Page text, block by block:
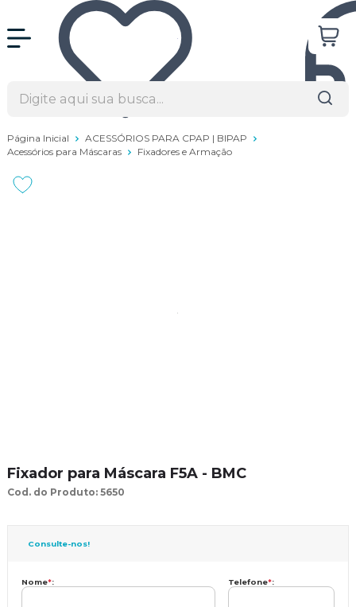
Página Inicial
ACESSÓRIOS PARA CPAP | BIPAP
Acessórios para Máscaras
Fixadores e Armação
Fixador para Máscara F5A - BMC
Cod. do Produto: 5650
Consulte-nos!
Nome*: Telefone*: